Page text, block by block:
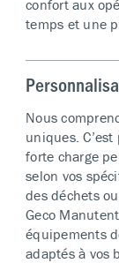
confort aux
temps et une
Nous
uniques.
forte charge
selon vos
des déchets
Geco
équipements
adaptés à vos